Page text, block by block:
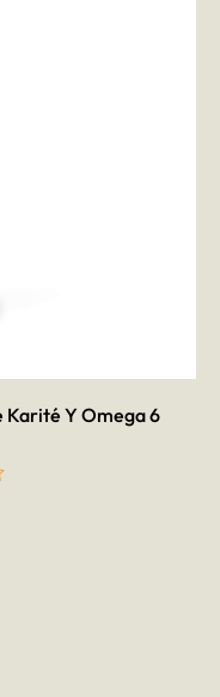
Karité Y Omega 6